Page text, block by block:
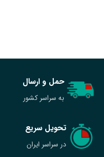
تحویل سریع
در سراسر ایران
حمل و ارسال
به سراسر کشور